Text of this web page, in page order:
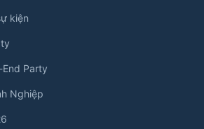
kiện
End Party
Nghiệp